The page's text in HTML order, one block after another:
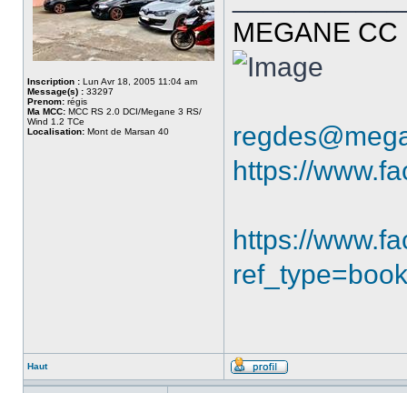
Inscription : Lun Avr 18, 2005 11:04 am
Message(s) : 33297
Prenom: régis
Ma MCC: MCC RS 2.0 DCI/Megane 3 RS/
Wind 1.2 TCe
Localisation: Mont de Marsan 40
MEGANE
https://
https://
Haut